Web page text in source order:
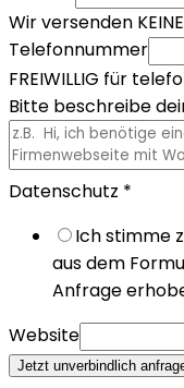
Wir versenden
Telefonnummer
FREIWILLIG für
Bitte beschreibe
Datenschutz *
Ich stimme
aus dem
Anfrage
Website
Jetzt unverbindlich